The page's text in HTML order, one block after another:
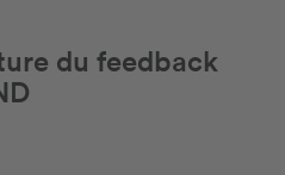
du feedback